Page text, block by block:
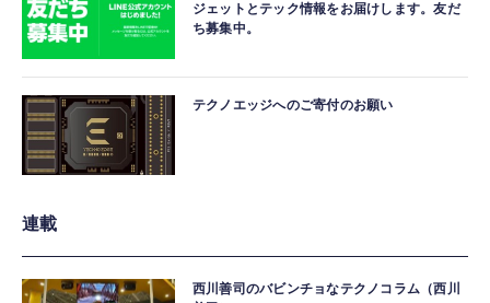
ジェットとテック情報をお届けします。友だ
ち募集中。
テクノエッジへのご寄付のお願い
連載
西川善司のバビンチョなテクノコラム（西川